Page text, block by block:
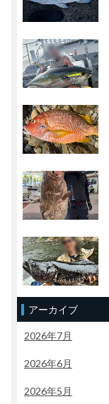
アーカイブ
2026年7月
2026年6月
2026年5月